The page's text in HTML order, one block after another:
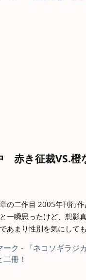
赤き征裁VS.
の二作目 2005年刊行
一瞬思ったけど、想影
あまり性別を気にして